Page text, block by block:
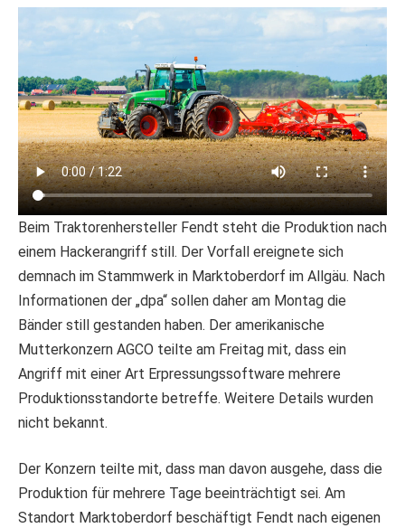
Beim Traktorenhersteller Fendt steht die Produktion nach
einem Hackerangriff still. Der Vorfall ereignete sich
demnach im Stammwerk in Marktoberdorf im Allgäu. Nach
Informationen der „dpa“ sollen daher am Montag die
Bänder still gestanden haben. Der amerikanische
Mutterkonzern AGCO teilte am Freitag mit, dass ein
Angriff mit einer Art Erpressungssoftware mehrere
Produktionsstandorte betreffe. Weitere Details wurden
nicht bekannt.
Der Konzern teilte mit, dass man davon ausgehe, dass die
Produktion für mehrere Tage beeinträchtigt sei. Am
Standort Marktoberdorf beschäftigt Fendt nach eigenen